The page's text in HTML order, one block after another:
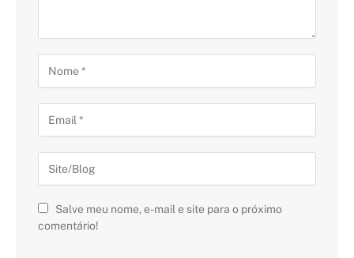
Salve meu nome, e-mail e site para o próximo
comentário!